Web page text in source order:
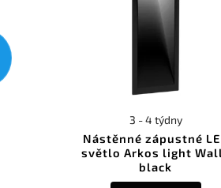
Nástěnné zápustné
světlo Arkos light
black
3 - 4 týdny